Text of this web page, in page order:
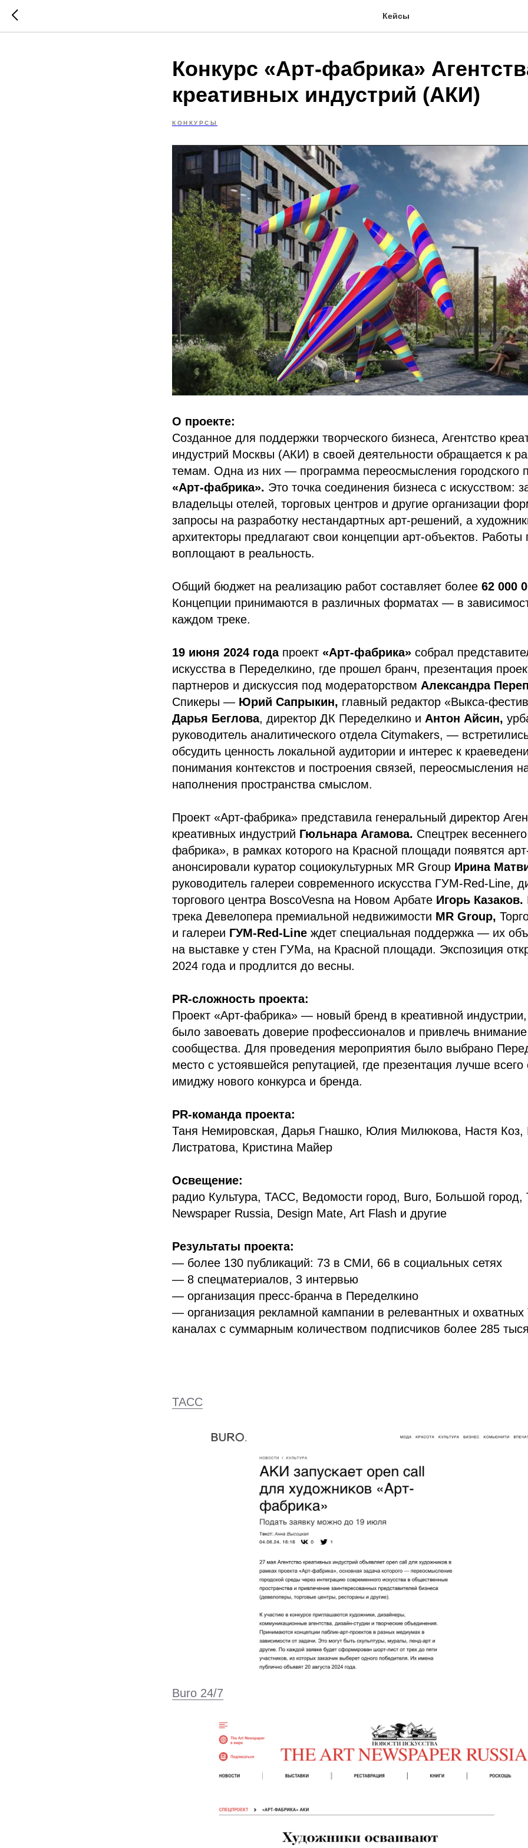
Кейсы
Конкурс «Арт-фабрика»
креативных индустрий (АКИ)
КОНКУРСЫ
О проекте:
Созданное для поддержки творческого бизнеса, Агентство
индустрий Москвы (АКИ) в своей деятельности обращается к
темам. Одна из них — программа переосмысления городского
«Арт-фабрика». Это точка соединения бизнеса с искусством:
владельцы отелей, торговых центров и другие организации
запросы на разработку нестандартных арт-решений, а
архитекторы предлагают свои концепции арт-объектов. Работы
воплощают в реальность.
Общий бюджет на реализацию работ составляет более 62 000
Концепции принимаются в различных форматах — в
каждом треке.
19 июня 2024 годапроект «Арт-фабрика» собрал
искусства в Переделкино, где прошел бранч, презентация
партнеров и дискуссия под модераторством Александра
Спикеры — Юрий Сапрыкин, главный редактор «Выкса-
Дарья Беглова, директор ДК Переделкино и Антон Айсин,
руководитель аналитического отдела Citymakers, —
обсудить ценность локальной аудитории и интерес к
понимания контекстов и построения связей, переосмысления
наполнения пространства смыслом.
Проект «Арт-фабрика» представила генеральный директор
креативных индустрий Гюльнара Агамова. Спецтрек
фабрика», в рамках которого на Красной площади появятся
анонсировали куратор социокультурных MR Group Ирина
руководитель галереи современного искусства ГУМ-Red-Line,
торгового центра BoscoVesna на Новом Арбате Игорь Казаков.
трека Девелопера премиальной недвижимости MR Group,
и галереи ГУМ-Red-Line ждет специальная поддержка — их
на выставке у стен ГУМа, на Красной площади. Экспозиция
2024 года и продлится до весны.
PR-сложность проекта:
Проект «Арт-фабрика» — новый бренд в креативной
было завоевать доверие профессионалов и привлечь
сообщества. Для проведения мероприятия было выбрано
место с устоявшейся репутацией, где презентация лучше всего
имиджу нового конкурса и бренда.
PR-команда проекта:
Таня Немировская, Дарья Гнашко, Юлия Милюкова, Настя Коз,
Листратова, Кристина Майер
Освещение:
радио Культура, ТАСС, Ведомости город, Buro, Большой город,
Newspaper Russia, Design Mate, Art Flash и другие
Результаты проекта:
— более 130 публикаций: 73 в СМИ, 66 в социальных сетях
— 8 спецматериалов, 3 интервью
— организация пресс-бранча в Переделкино
— организация рекламной кампании в релевантных и охватных
каналах с суммарным количеством подписчиков более 285
ТАСС
Buro 24/7